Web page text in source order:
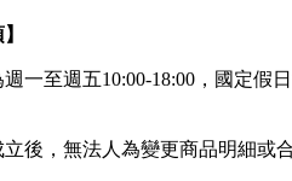
一至週五10:00-18:00，國定
後，無法人為變更商品明細或